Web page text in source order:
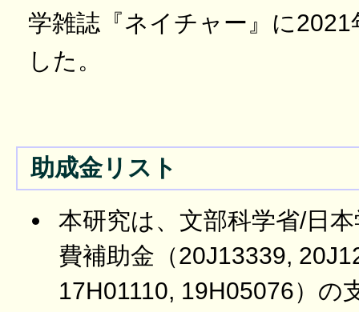
学雑誌『ネイチャー』に
した。
助成金リスト
本研究は、文部科学省/日
費補助金（20J13339,
17H01110, 19H05076）の